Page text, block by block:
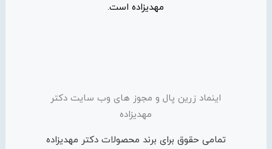
مهدیزاده است.
اینماد زرین پال و مجوز های وب سایت دکتر
مهدیزاده
تمامی حقوق برای برند محصولات دکتر مهدیزاده